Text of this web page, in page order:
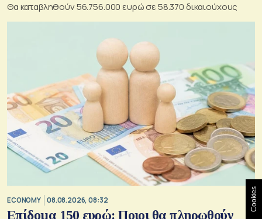
Θα καταβληθούν 56.756.000 ευρώ σε 58.370 δικαιούχους
ECONOMY 08.08.2026, 08:32
Επίδομα 150 ευρώ: Ποιοι θα πληρωθούν
Cookies